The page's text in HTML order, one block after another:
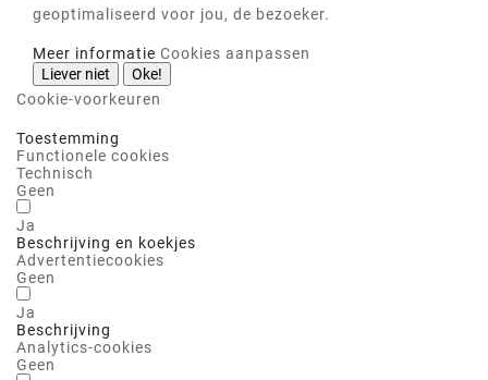
geoptimaliseerd voor jou, de bezoeker.
Meer informatie Cookies aanpassen
Liever niet
Oke!
Cookie-voorkeuren
Toestemming
Functionele cookies
Technisch
Geen
Ja
Beschrijving en koekjes
Advertentiecookies
Geen
Ja
Beschrijving
Analytics-cookies
Geen